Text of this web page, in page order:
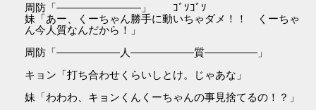
周防「――――――――」 ｺﾞｿｺﾞｿ
妹「あー、くーちゃん勝手に動いちゃダメ！！ くーちゃ
ん今人質なんだから！」
周防「――――――人――――――質―――――」
キョン「打ち合わせくらいしとけ。じゃあな」
妹「わわわ、キョンくんくーちゃんの事見捨てるの！？」